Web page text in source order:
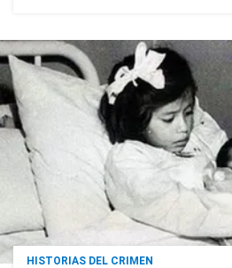
HISTORIAS DEL CRIMEN